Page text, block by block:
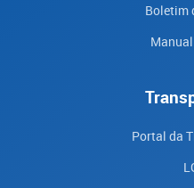
Boletim
Portal da